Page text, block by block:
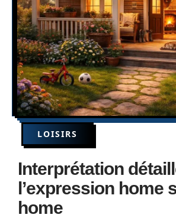
LOISIRS
Interprétation
l’expression home
home